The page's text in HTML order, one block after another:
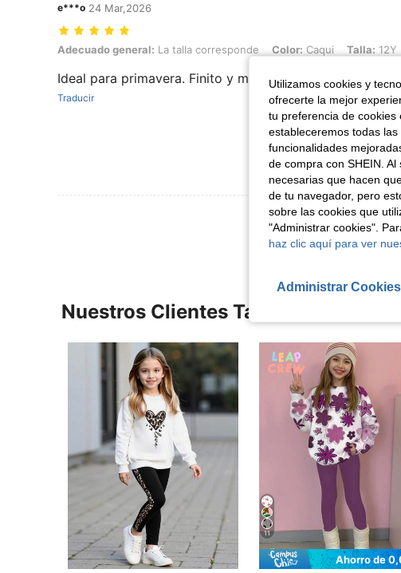
e***o 24 Mar,2026
Adecuado general: La talla corresponde, Color: Caqui, Talla: 12Y
Adecuado general: La talla corresponde Color: Caqui Talla: 12Y
Ideal para primavera. Finito y muy agradable al tacto
Traducir
Ver Más Reseñas
Nuestros Clientes También Vieron
11
Ahorro de
Utilizamos cookies y
ofrecerte la mejor
tu preferencia de cookies
estableceremos todas
funcionalidades
de compra con SHEIN.
necesarias que hacen
de tu navegador, pero
sobre las cookies que
"Administrar cookies".
haz clic aquí para ver
Administrar Cookies